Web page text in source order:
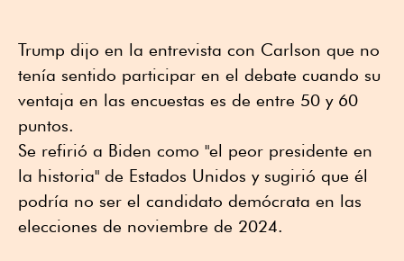
Trump dijo en la entrevista con Carlson que no
tenía sentido participar en el debate cuando su
ventaja en las encuestas es de entre 50 y 60
puntos.
Se refirió a Biden como "el peor presidente en
la historia" de Estados Unidos y sugirió que él
podría no ser el candidato demócrata en las
elecciones de noviembre de 2024.